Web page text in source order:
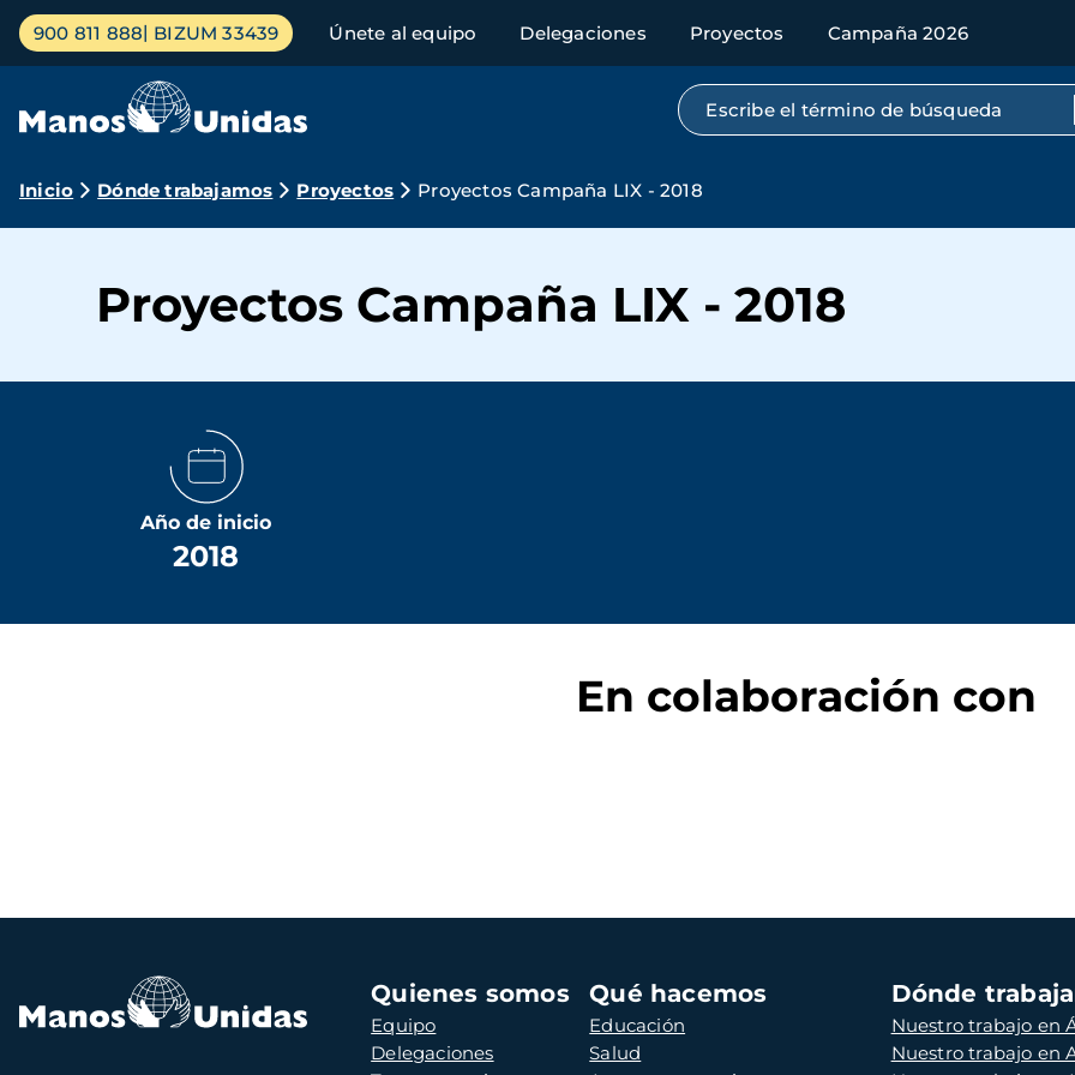
Pasar
contenido
Menú
principal
900 811 888 BIZUM 33439 Únete al equipo Delegaciones Proyectos Campaña 2026
Búsqueda por texto completo
Ruta
navegación
Inicio Dónde trabajamos Proyectos Proyectos Campaña LIX - 2018
Proyectos Campaña LIX - 2018
Año de inicio
2018
En colaboración con
Navegación
principal
Quienes somos
Equipo
Delegaciones
Qué hacemos
Educación
Salud
Dónde
Nuestro trabajo en
Nuestro trabajo en